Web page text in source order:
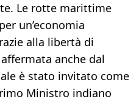
Le rotte marittime
un’economia
alla libertà di
anche dal
è stato invitato come
Ministro indiano